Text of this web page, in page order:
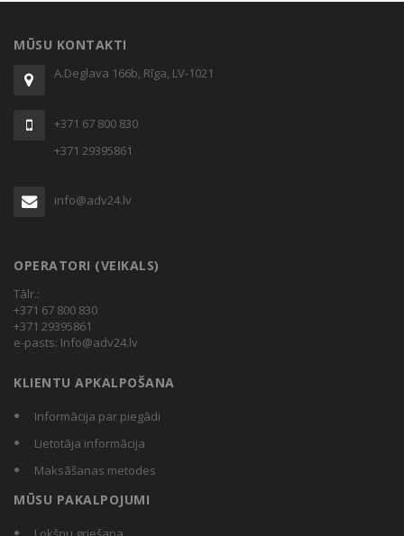
MŪSU KONTAKTI
A.Deglava 166b, Rīga, LV-1021
+371 67 800 830
+371 29395861
info@adv24.lv
OPERATORI (VEIKALS)
Tālr.:
+371 67 800 830
+371 29395861
e-pasts: Info@adv24.lv
KLIENTU APKALPOŠANA
Informācija par piegādi
Lietotāja informācija
Maksāšanas metodes
MŪSU PAKALPOJUMI